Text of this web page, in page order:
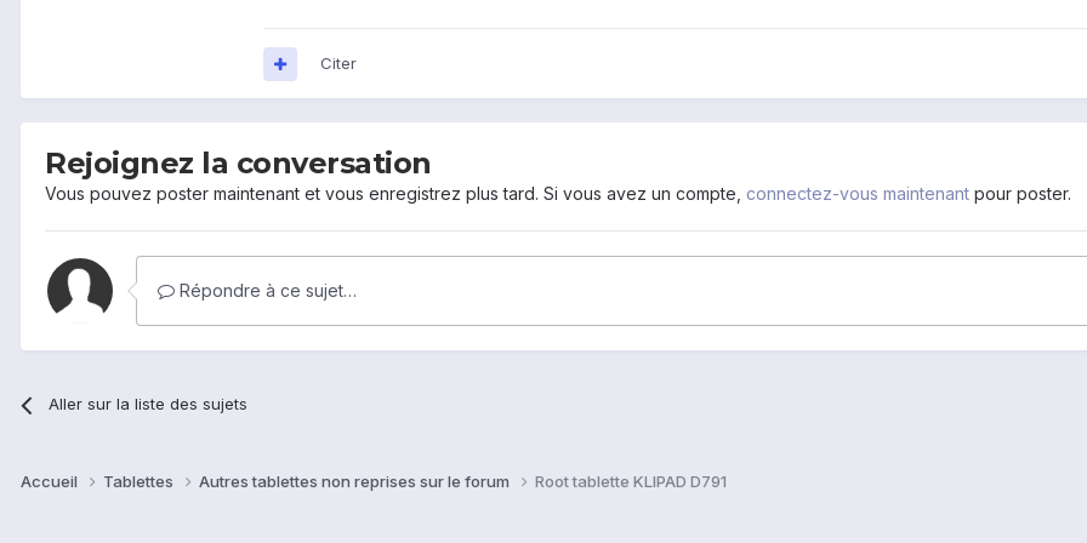
Citer
Rejoignez la conversation
Vous pouvez poster maintenant et vous enregistrez plus tard. Si vous avez un compte, connectez-vous maintenant pour poster.
Répondre à ce sujet…
Aller sur la liste des sujets
Accueil Tablettes Autres tablettes non reprises sur le forum Root tablette KLIPAD D791